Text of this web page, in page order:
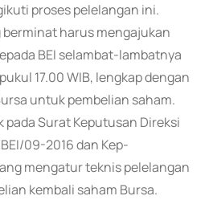
proses pelelangan ini.
berminat harus mengajukan
BEI selambat-lambatnya
17.00 WIB, lengkap dengan
untuk pembelian saham.
Surat Keputusan Direksi
09-2016 dan Kep-
mengatur teknis pelelangan
kembali saham Bursa.